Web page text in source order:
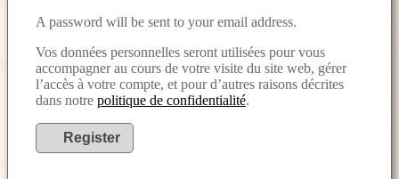
A password will be sent to your email address.
Vos données personnelles seront utilisées pour vous
accompagner au cours de votre visite du site web, gérer
l’accès à votre compte, et pour d’autres raisons décrites
dans notre politique de confidentialité.
Register